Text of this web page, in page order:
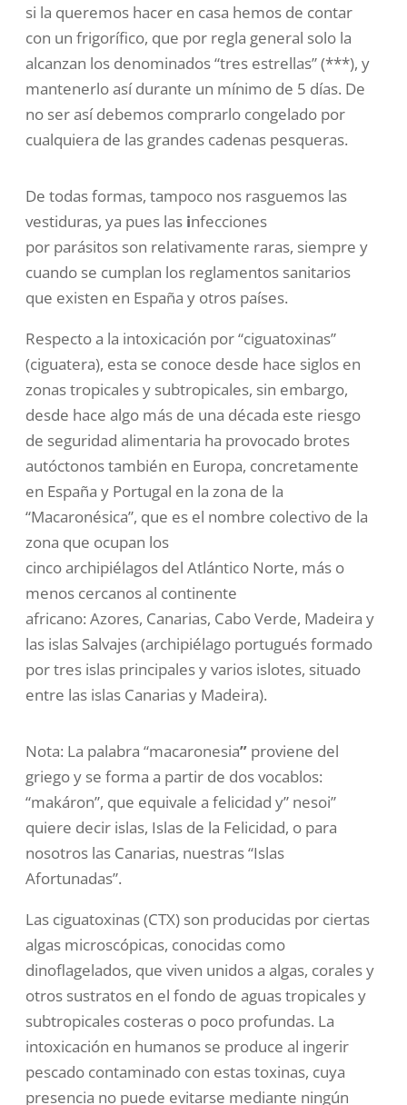
si la queremos hacer en casa hemos de contar
con un frigorífico, que por regla general solo la
alcanzan los denominados “tres estrellas” (***), y
mantenerlo así durante un mínimo de 5 días. De
no ser así debemos comprarlo congelado por
cualquiera de las grandes cadenas pesqueras.
De todas formas, tampoco nos rasguemos las
vestiduras, ya pues las infecciones
por parásitos son relativamente raras, siempre y
cuando se cumplan los reglamentos sanitarios
que existen en España y otros países.
Respecto a la intoxicación por “ciguatoxinas”
(ciguatera), esta se conoce desde hace siglos en
zonas tropicales y subtropicales, sin embargo,
desde hace algo más de una década este riesgo
de seguridad alimentaria ha provocado brotes
autóctonos también en Europa, concretamente
en España y Portugal en la zona de la
“Macaronésica”, que es el nombre colectivo de la
zona que ocupan los
cincoarchipiélagos delAtlántico Norte, más o
menos cercanos al continente
africano:Azores, Canarias, Cabo Verde, Madeira y
las islas Salvajes(archipiélago portugués formado
por tres islas principales y varios islotes, situado
entre las islas Canarias y Madeira).
Nota: La palabra “macaronesia” proviene del
griego y se forma a partir de dos vocablos:
“makáron”, que equivale a felicidad y” nesoi”
quiere decir islas, Islas de la Felicidad, o para
nosotros las Canarias, nuestras “Islas
Afortunadas”.
Las ciguatoxinas (CTX) son producidas por ciertas
algas microscópicas, conocidas como
dinoflagelados, que viven unidos a algas, corales y
otros sustratos en el fondo de aguas tropicales y
subtropicales costeras o poco profundas. La
intoxicación en humanos se produce al ingerir
pescado contaminado con estas toxinas, cuya
presencia no puede evitarse mediante ningún